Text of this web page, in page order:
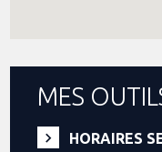
MES
HORAIRES